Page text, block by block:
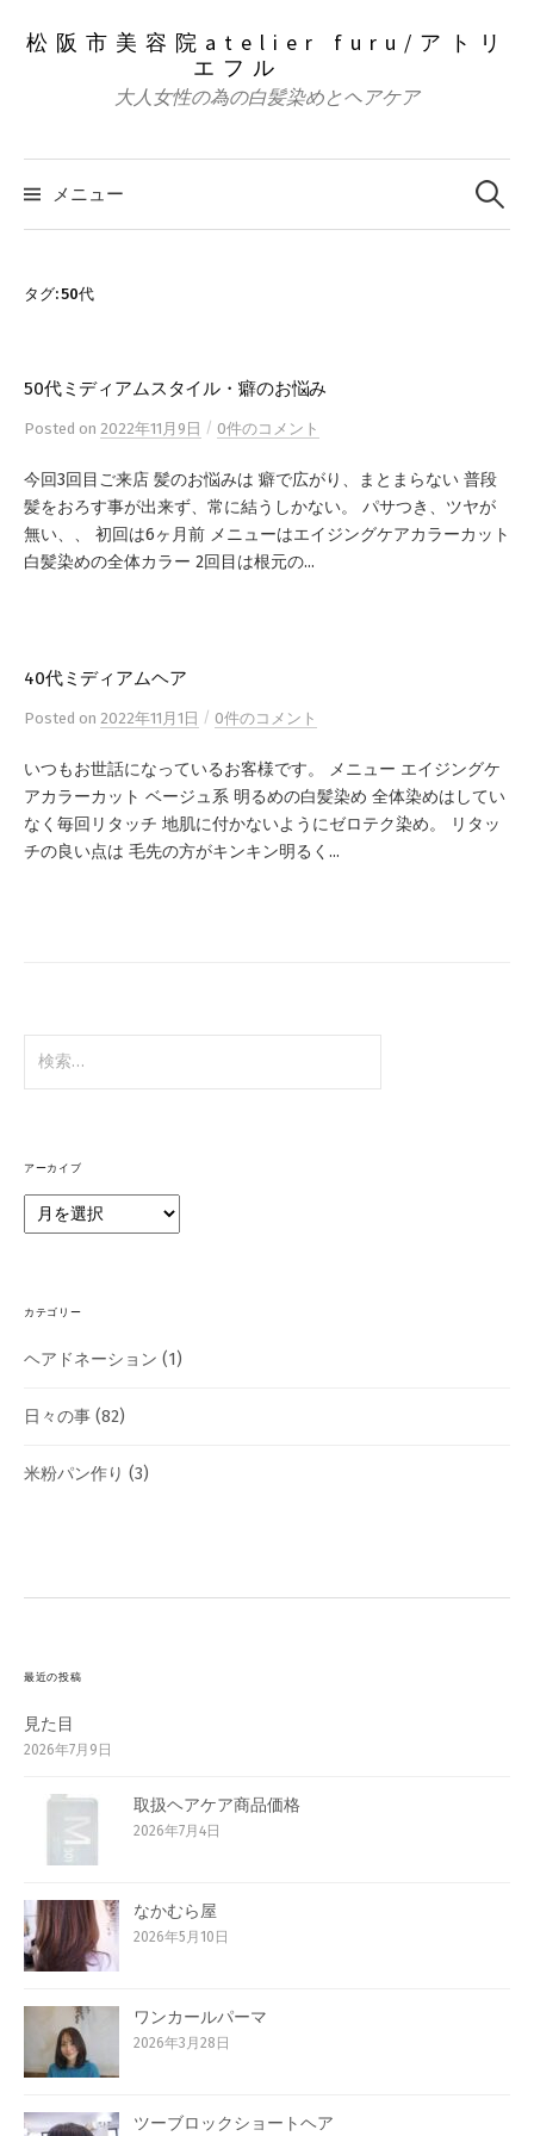
ン
ス
プ
松阪市美容院atelier furu/アトリ
エフル
大人女性の為の白髪染めとヘアケア
メニュー
検
索:
タグ:50代
50代ミディアムスタイル・癖のお悩み
Posted on 2022年11月9日 / 0件のコメント
今回3回目ご来店 髪のお悩みは 癖で広がり、まとまらない 普段
髪をおろす事が出来ず、常に結うしかない。 パサつき、ツヤが
無い、、 初回は6ヶ月前 メニューはエイジングケアカラーカット
白髪染めの全体カラー 2回目は根元の...
40代ミディアムヘア
Posted on 2022年11月1日 / 0件のコメント
いつもお世話になっているお客様です。 メニュー エイジングケ
アカラーカット ベージュ系 明るめの白髪染め 全体染めはしてい
なく毎回リタッチ 地肌に付かないようにゼロテク染め。 リタッ
チの良い点は 毛先の方がキンキン明るく...
索:
アーカイブ
ー
ブ
カテゴリー
ヘアドネーション (1)
日々の事 (82)
米粉パン作り (3)
最近の投稿
見た目
2026年7月9日
取扱ヘアケア商品価格
2026年7月4日
なかむら屋
2026年5月10日
ワンカールパーマ
2026年3月28日
ツーブロックショートヘア